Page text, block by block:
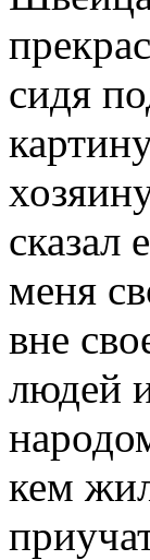
сидя
сказал
меня
вне
людей
кем